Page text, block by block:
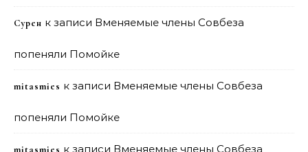
Сурен к записи Вменяемые члены Совбеза
попеняли Помойке
mitasmies к записи Вменяемые члены Совбеза
попеняли Помойке
mitasmies к записи Вменяемые члены Совбеза